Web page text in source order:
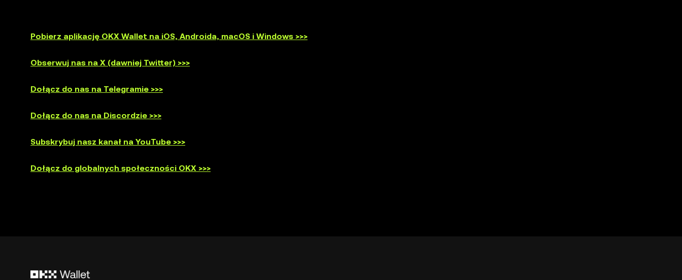
Pobierz aplikację OKX Wallet na iOS, Androida, macOS i Windows >>>
Obserwuj nas na X (dawniej Twitter) >>>
Dołącz do nas na Telegramie >>>
Dołącz do nas na Discordzie >>>
Subskrybuj nasz kanał na YouTube >>>
Dołącz do globalnych społeczności OKX >>>